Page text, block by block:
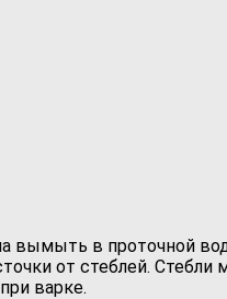
вымыть в проточной
от стеблей.
варке.